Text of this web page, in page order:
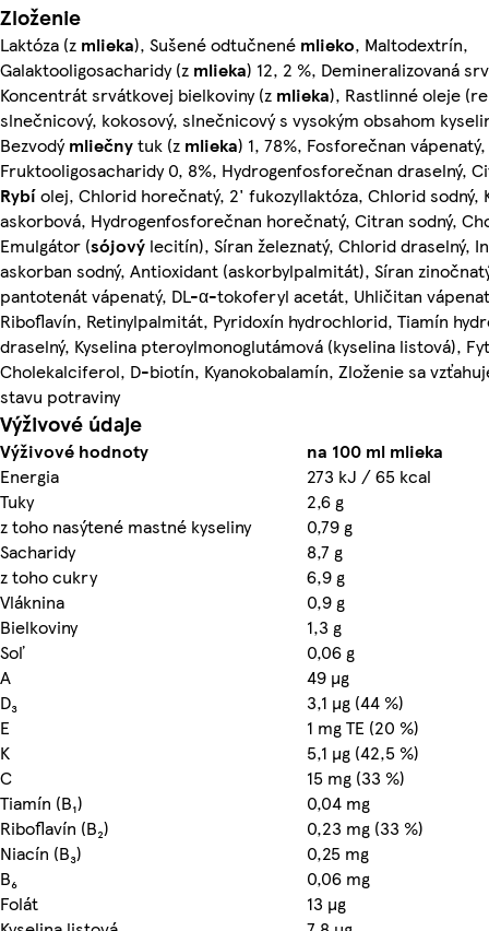
Zloženie
Laktóza (z mlieka), Sušené odtučnené mlieko, Maltodextrín,
Galaktooligosacharidy (z mlieka) 12, 2 %, Demineralizovaná
Koncentrát srvátkovej bielkoviny (z mlieka), Rastlinné oleje
slnečnicový, kokosový, slnečnicový s vysokým obsahom
Bezvodýmliečnytuk (z mlieka) 1, 78%, Fosforečnan vápenatý,
Fruktooligosacharidy 0, 8%, Hydrogenfosforečnan draselný,
Rybíolej, Chlorid horečnatý, 2' fukozyllaktóza, Chlorid sodný,
askorbová, Hydrogenfosforečnan horečnatý, Citran sodný,
Emulgátor (sójový lecitín), Síran železnatý, Chlorid draselný,
askorban sodný, Antioxidant (askorbylpalmitát), Síran
pantotenát vápenatý, DL-α-tokoferyl acetát, Uhličitan
Riboflavín, Retinylpalmitát, Pyridoxín hydrochlorid, Tiamín
draselný, Kyselina pteroylmonoglutámová (kyselina listová),
Cholekalciferol, D-biotín, Kyanokobalamín, Zloženie sa
stavu potraviny
Výživové údaje
Výživové hodnoty
na 100 ml mlieka
Energia
273 kJ / 65 kcal
Tuky
2,6 g
z toho nasýtené mastné kyseliny
0,79 g
Sacharidy
8,7 g
z toho cukry
6,9 g
Vláknina
0,9 g
Bielkoviny
1,3 g
Soľ
0,06 g
A
49 µg
D₃
3,1 µg (44 %)
E
1 mg TE (20 %)
K
5,1 µg (42,5 %)
C
15 mg (33 %)
Tiamín (B₁)
0,04 mg
Riboflavín (B₂)
0,23 mg (33 %)
Niacín (B₃)
0,25 mg
B₆
0,06 mg
Folát
13 µg